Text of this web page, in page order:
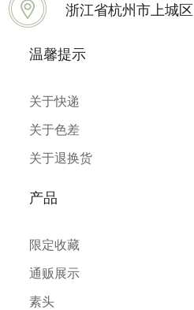
浙江省杭州市上城区
温馨提示
关于快递
关于色差
关于退换货
产品
限定收藏
通贩展示
素头